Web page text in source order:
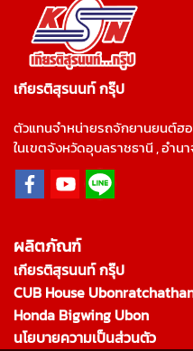
เกียรติสุรนนท์ กรุ๊ป
ตัวแทนจำหน่ายรถจักยานยนต์ฮ
ในเขตจังหวัดอุบลราชธานี , อำน
ผลิตภัณฑ์
เกียรติสุรนนท์ กรุ๊ป
CUB House
Honda Bigwing Ubon
นโยบายความเป็นส่วนตัว